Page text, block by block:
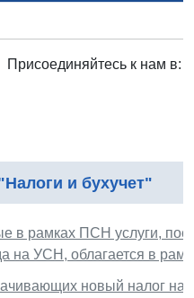
Присоединяйтесь к нам в:
и бухучет"
в рамках ПСН услуги,
на УСН, облагается в
новый налог на